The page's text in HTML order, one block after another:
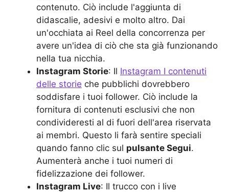
contenuto. Ciò include l'aggiunta di
didascalie, adesivi e molto altro. Dai
un'occhiata ai Reel della concorrenza per
avere un'idea di ciò che sta già funzionando
nella tua nicchia.
Instagram Storie: Il Instagram I contenuti
delle storie che pubblichi dovrebbero
soddisfare i tuoi follower. Ciò include la
fornitura di contenuti esclusivi che non
condivideresti al di fuori dell'area riservata
ai membri. Questo li farà sentire speciali
quando fanno clic sul pulsante Segui.
Aumenterà anche i tuoi numeri di
fidelizzazione dei follower.
Instagram Live: Il trucco con i live